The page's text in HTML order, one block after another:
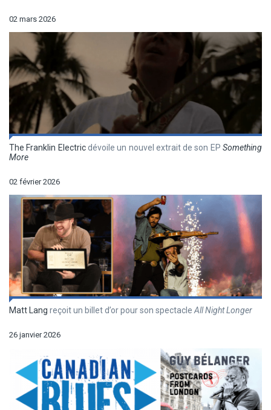
02 mars 2026
The Franklin Electricdévoile un nouvel extrait de son EPSomething
More
02 février 2026
Matt Lang reçoit un billet d’or pour son spectacle All Night Longer
26 janvier 2026